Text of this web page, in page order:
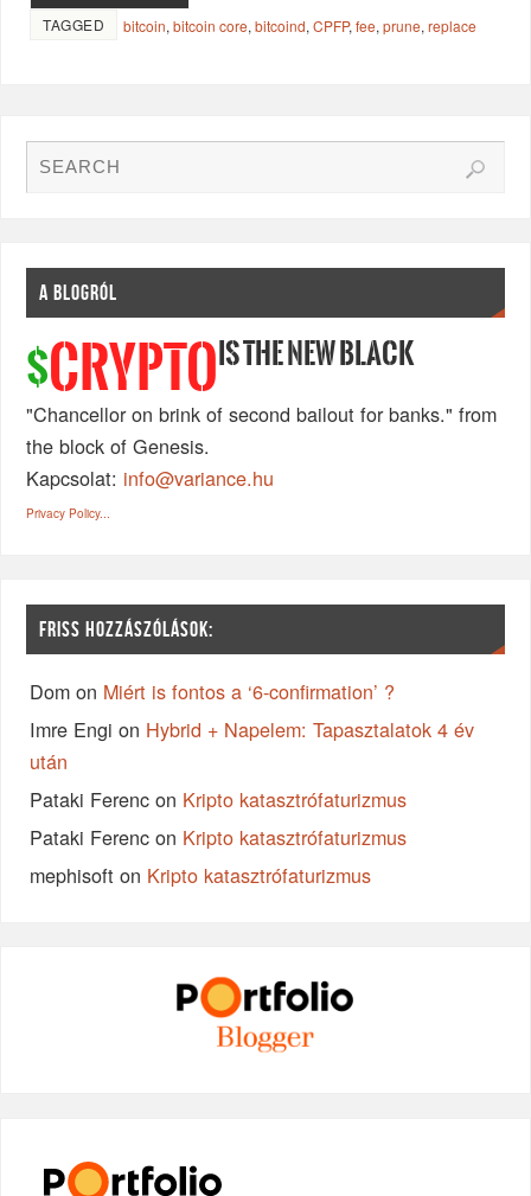
TAGGED bitcoin,bitcoin core,bitcoind,CPFP,fee,prune,replace
A BLOGRÓL
$CRYPTO IS THE NEW BLACK
"Chancellor on brink of second bailout for banks." from
the block of Genesis.
Kapcsolat: info@variance.hu
Privacy Policy...
FRISS HOZZÁSZÓLÁSOK:
Dom on Miért is fontos a ‘6-confirmation’ ?
Imre Engi on Hybrid + Napelem: Tapasztalatok 4 év
után
Pataki Ferenc on Kripto katasztrófaturizmus
Pataki Ferenc on Kripto katasztrófaturizmus
mephisoft on Kripto katasztrófaturizmus